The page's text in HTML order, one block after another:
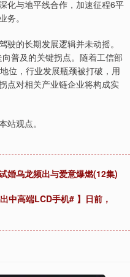
化与地平线合作，加速征程6平
。
的长期发展逻辑并未动摇。
普及的关键拐点。随着工信部
位，行业发展瓶颈被打破，用
点对相关产业链企业将构成实
观点。
婚乌龙频出与爱意爆燃(12集)
中高端LCD手机# 】日前，